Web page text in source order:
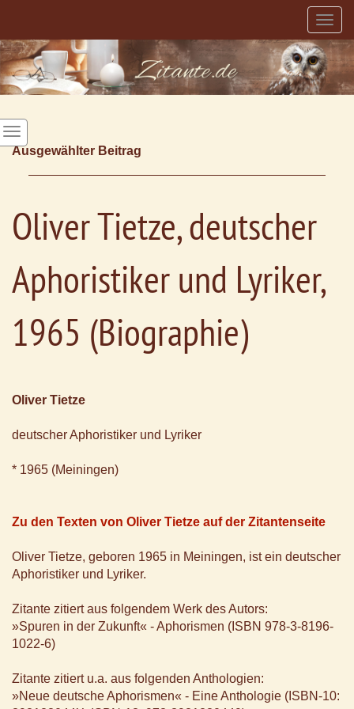
Ausgewählter Beitrag
Oliver Tietze, deutscher
Aphoristiker und Lyriker,
1965 (Biographie)
Oliver Tietze
deutscher Aphoristiker und Lyriker
* 1965 (Meiningen)
Zu den Texten von Oliver Tietze auf der Zitantenseite
Oliver Tietze, geboren 1965 in Meiningen, ist ein deutscher
Aphoristiker und Lyriker.
Zitante zitiert aus folgendem Werk des Autors:
»Spuren in der Zukunft« - Aphorismen (ISBN 978-3-8196-
1022-6)
Zitante zitiert u.a. aus folgenden Anthologien:
»Neue deutsche Aphorismen« - Eine Anthologie (ISBN-10: